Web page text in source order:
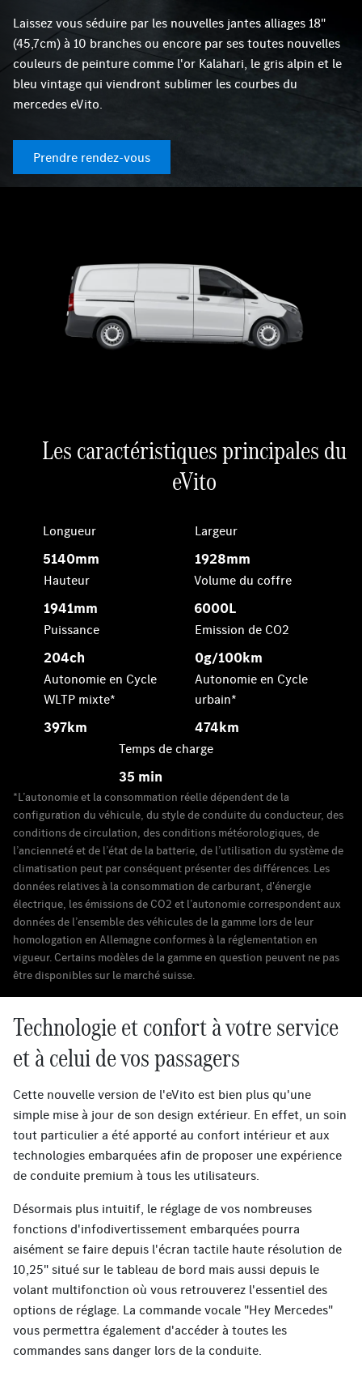
Laissez vous séduire par les nouvelles jantes alliages 18"
(45,7cm) à 10 branches ou encore par ses toutes nouvelles
couleurs de peinture comme l'or Kalahari, le gris alpin et le
bleu vintage qui viendront sublimer les courbes du
mercedes eVito.
Prendre rendez-vous
Les caractéristiques principales du
eVito
Longueur
5140mm
Largeur
1928mm
Hauteur
1941mm
Volume du coffre
6000L
Puissance
204ch
Emission de CO2
0g/100km
Autonomie en Cycle
WLTP mixte*
397km
Autonomie en Cycle
urbain*
474km
Temps de charge
35 min
*L’autonomie et la consommation réelle dépendent de la
configuration du véhicule, du style de conduite du conducteur, des
conditions de circulation, des conditions météorologiques, de
l’ancienneté et de l’état de la batterie, de l’utilisation du système de
climatisation peut par conséquent présenter des différences. Les
données relatives à la consommation de carburant, d'énergie
électrique, les émissions de CO2 et l’autonomie correspondent aux
données de l’ensemble des véhicules de la gamme lors de leur
homologation en Allemagne conformes à la réglementation en
vigueur. Certains modèles de la gamme en question peuvent ne pas
être disponibles sur le marché suisse.
Technologie et confort à votre service
et à celui de vos passagers
Cette nouvelle version de l'eVito est bien plus qu'une
simple mise à jour de son design extérieur. En effet, un soin
tout particulier a été apporté au confort intérieur et aux
technologies embarquées afin de proposer une expérience
de conduite premium à tous les utilisateurs.
Désormais plus intuitif, le réglage de vos nombreuses
fonctions d'infodivertissement embarquées pourra
aisément se faire depuis l'écran tactile haute résolution de
10,25" situé sur le tableau de bord mais aussi depuis le
volant multifonction où vous retrouverez l'essentiel des
options de réglage. La commande vocale "Hey Mercedes"
vous permettra également d'accéder à toutes les
commandes sans danger lors de la conduite.